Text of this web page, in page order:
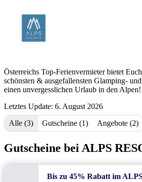
Österreichs Top-Ferienvermieter bietet
schönsten & ausgefallensten Glamping-
einen unvergesslichen Urlaub in den Alpen!
Letztes Update: 6. August 2026
Alle (3)
Gutscheine (1) Angebote (2)
Gutscheine bei ALPS
Bis zu 45% Rabatt im